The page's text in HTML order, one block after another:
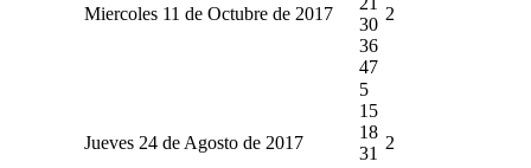
Miercoles 11 de Octubre de 2017
30
36
47
2
Jueves 24 de Agosto de 2017
5
15
18
31
2